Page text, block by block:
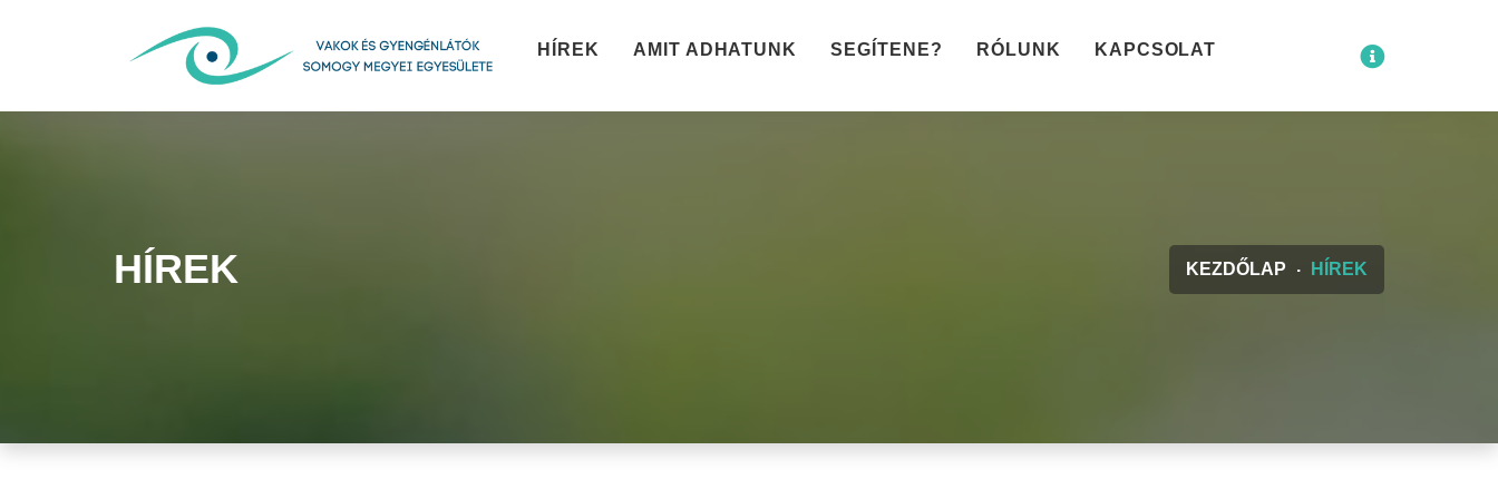
HÍREK AMIT ADHATUNK SEGÍTENE? RÓLUNK KAPCSOLAT
HÍREK KEZDŐLAP HÍREK